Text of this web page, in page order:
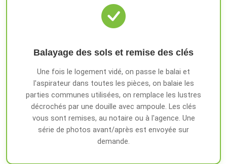
Balayage des sols et remise des clés
Une fois le logement vidé, on passe le balai et
l'aspirateur dans toutes les pièces, on balaie les
parties communes utilisées, on remplace les lustres
décrochés par une douille avec ampoule. Les clés
vous sont remises, au notaire ou à l'agence. Une
série de photos avant/après est envoyée sur
demande.